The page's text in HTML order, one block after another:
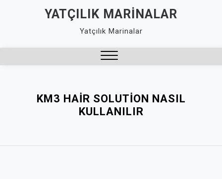
YATÇILIK MARINALAR
Yatçılık Marinalar
KM3 HAIR SOLUTION NASIL
KULLANILIR